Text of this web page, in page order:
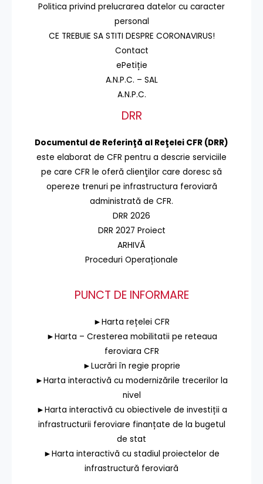
Politica privind prelucrarea datelor cu caracter
personal
CE TREBUIE SA STITI DESPRE CORONAVIRUS!
Contact
ePetiție
A.N.P.C. – SAL
A.N.P.C.
DRR
Documentul de Referinţă al Reţelei CFR (DRR)
este elaborat de CFR pentru a descrie serviciile
pe care CFR le oferă clienţilor care doresc să
opereze trenuri pe infrastructura feroviară
administrată de CFR.
DRR 2026
DRR 2027 Proiect
ARHIVĂ
Proceduri Operaționale
PUNCT DE INFORMARE
►Harta rețelei CFR
►Harta – Cresterea mobilitatii pe reteaua
feroviara CFR
►Lucrări în regie proprie
►Harta interactivă cu modernizările trecerilor la
nivel
►Harta interactivă cu obiectivele de investiții a
infrastructurii feroviare finanțate de la bugetul
de stat
►Harta interactivă cu stadiul proiectelor de
infrastructură feroviară